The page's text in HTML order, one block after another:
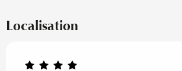
Localisation